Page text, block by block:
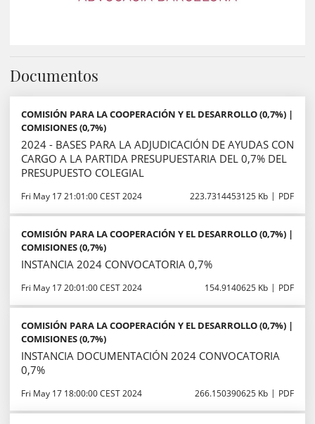
Documentos
COMISIÓN PARA LA COOPERACIÓN Y EL DESARROLLO (0,7%) |
COMISIONES (0,7%)
2024 - BASES PARA LA ADJUDICACIÓN DE AYUDAS CON
CARGO A LA PARTIDA PRESUPUESTARIA DEL 0,7% DEL
PRESUPUESTO COLEGIAL
Fri May 17 21:01:00 CEST 2024 223.7314453125 Kb PDF
COMISIÓN PARA LA COOPERACIÓN Y EL DESARROLLO (0,7%) |
COMISIONES (0,7%)
INSTANCIA 2024 CONVOCATORIA 0,7%
Fri May 17 20:01:00 CEST 2024 154.9140625 Kb PDF
COMISIÓN PARA LA COOPERACIÓN Y EL DESARROLLO (0,7%) |
COMISIONES (0,7%)
INSTANCIA DOCUMENTACIÓN 2024 CONVOCATORIA
0,7%
Fri May 17 18:00:00 CEST 2024 266.150390625 Kb PDF